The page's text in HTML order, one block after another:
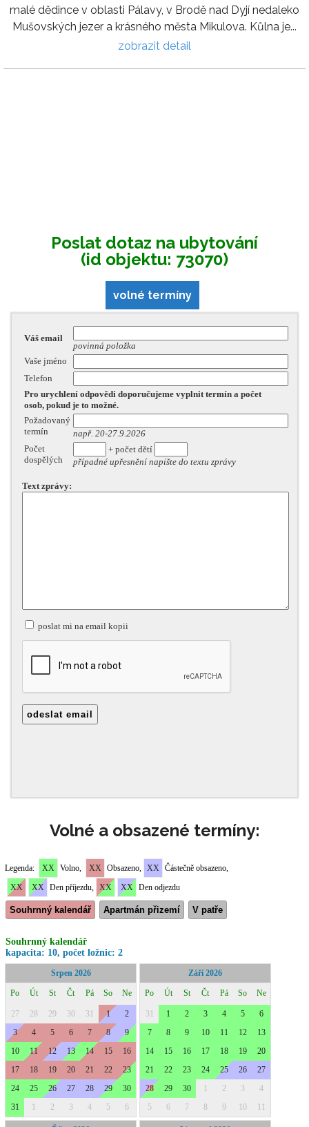
malé dědince v oblasti Pálavy, v Brodě nad Dyjí nedaleko
Mušovských jezer a krásného města Mikulova. Kůlna je...
zobrazit detail
Poslat dotaz na ubytování
(id objektu: 73070)
volné termíny
Volné a obsazené termíny: